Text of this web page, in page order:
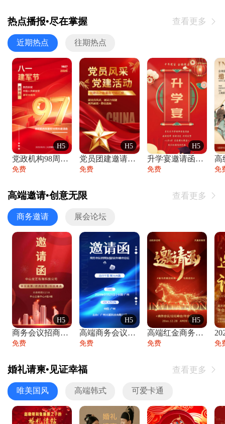
热点播报•尽在掌握 查看更多 
近期热点 往期热点
H5
党政机构98周年八一建军节庆祝晚会活动邀
免费
H5
党员团建邀请函党建活动风采党会工作汇报总
免费
H5
升学宴邀请函喜报金榜题名高端谢师宴邀请函
免费 免
高端邀请•创意无限 查看更多 
商务邀请 展会论坛
H5
商务会议招商展会科技峰会邀请函年会邀请
免费
H5
高端商务会议招商加盟展会峰会论坛邀请函
免费
H5
高端红金商务会议年会年终盛典答谢邀请函
免费 免
婚礼请柬•见证幸福 查看更多 
唯美国风 高端韩式 可爱卡通